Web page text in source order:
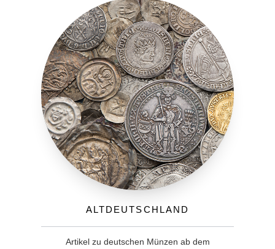
Altdeutschland
Artikel zu deutschen Münzen ab dem